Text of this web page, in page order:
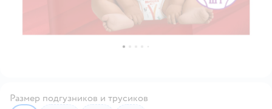
Размер подгузников и трусиков